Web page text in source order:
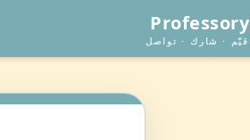
Professory
قيّم · شارك · تواصل